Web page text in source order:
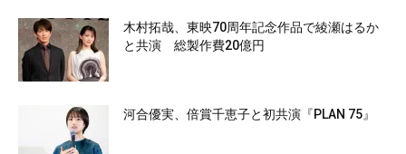
木村拓哉、東映70周年記念作品で綾瀬はるか
と共演 総製作費20億円
河合優実、倍賞千恵子と初共演『PLAN 75』